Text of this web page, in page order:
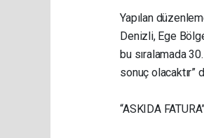
Yapılan
Denizli, Ege
bu sıralamada
sonuç olacaktır”
“ASKIDA